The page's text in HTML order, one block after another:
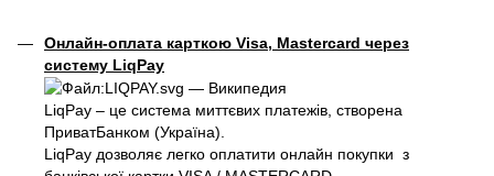
Онлайн-оплата карткою Visa, Mastercard через
систему LiqPay
LiqPay – це система миттєвих платежів, створена
ПриватБанком (Україна).
LiqPay дозволяє легко оплатити онлайн покупки з